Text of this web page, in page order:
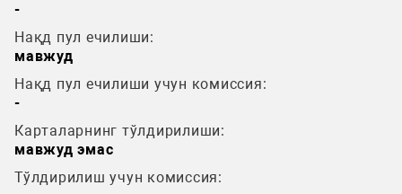
-
Нақд пул ечилиши:
мавжуд
Нақд пул ечилиши учун комиссия:
-
Карталарнинг тўлдирилиши:
мавжуд эмас
Тўлдирилиш учун комиссия: